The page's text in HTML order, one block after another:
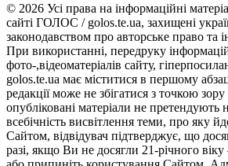
© 2026 Усі права на інформаційні
сайті ГОЛОС / golos.te.ua, захищені
законодавством про авторське право та
При використанні, передруку
фото-,відеоматеріалів сайту,
golos.te.ua має міститися в першому
редакції може не збігатися з точкою зору
опубліковані матеріали не претендують
всебічність висвітлення теми, про яку
Сайтом, відвідувач підтверджує, що
разі, якщо Ви не досягли 21-річного